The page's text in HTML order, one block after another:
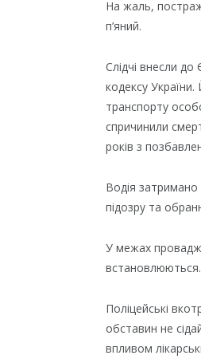
На жаль,
п’яний.
Слідчі внесли
кодексу
транспорту
спричинили
років з
Водія
підозру та
У межах
встановлюються.
Поліцейські
обставин не
впливом